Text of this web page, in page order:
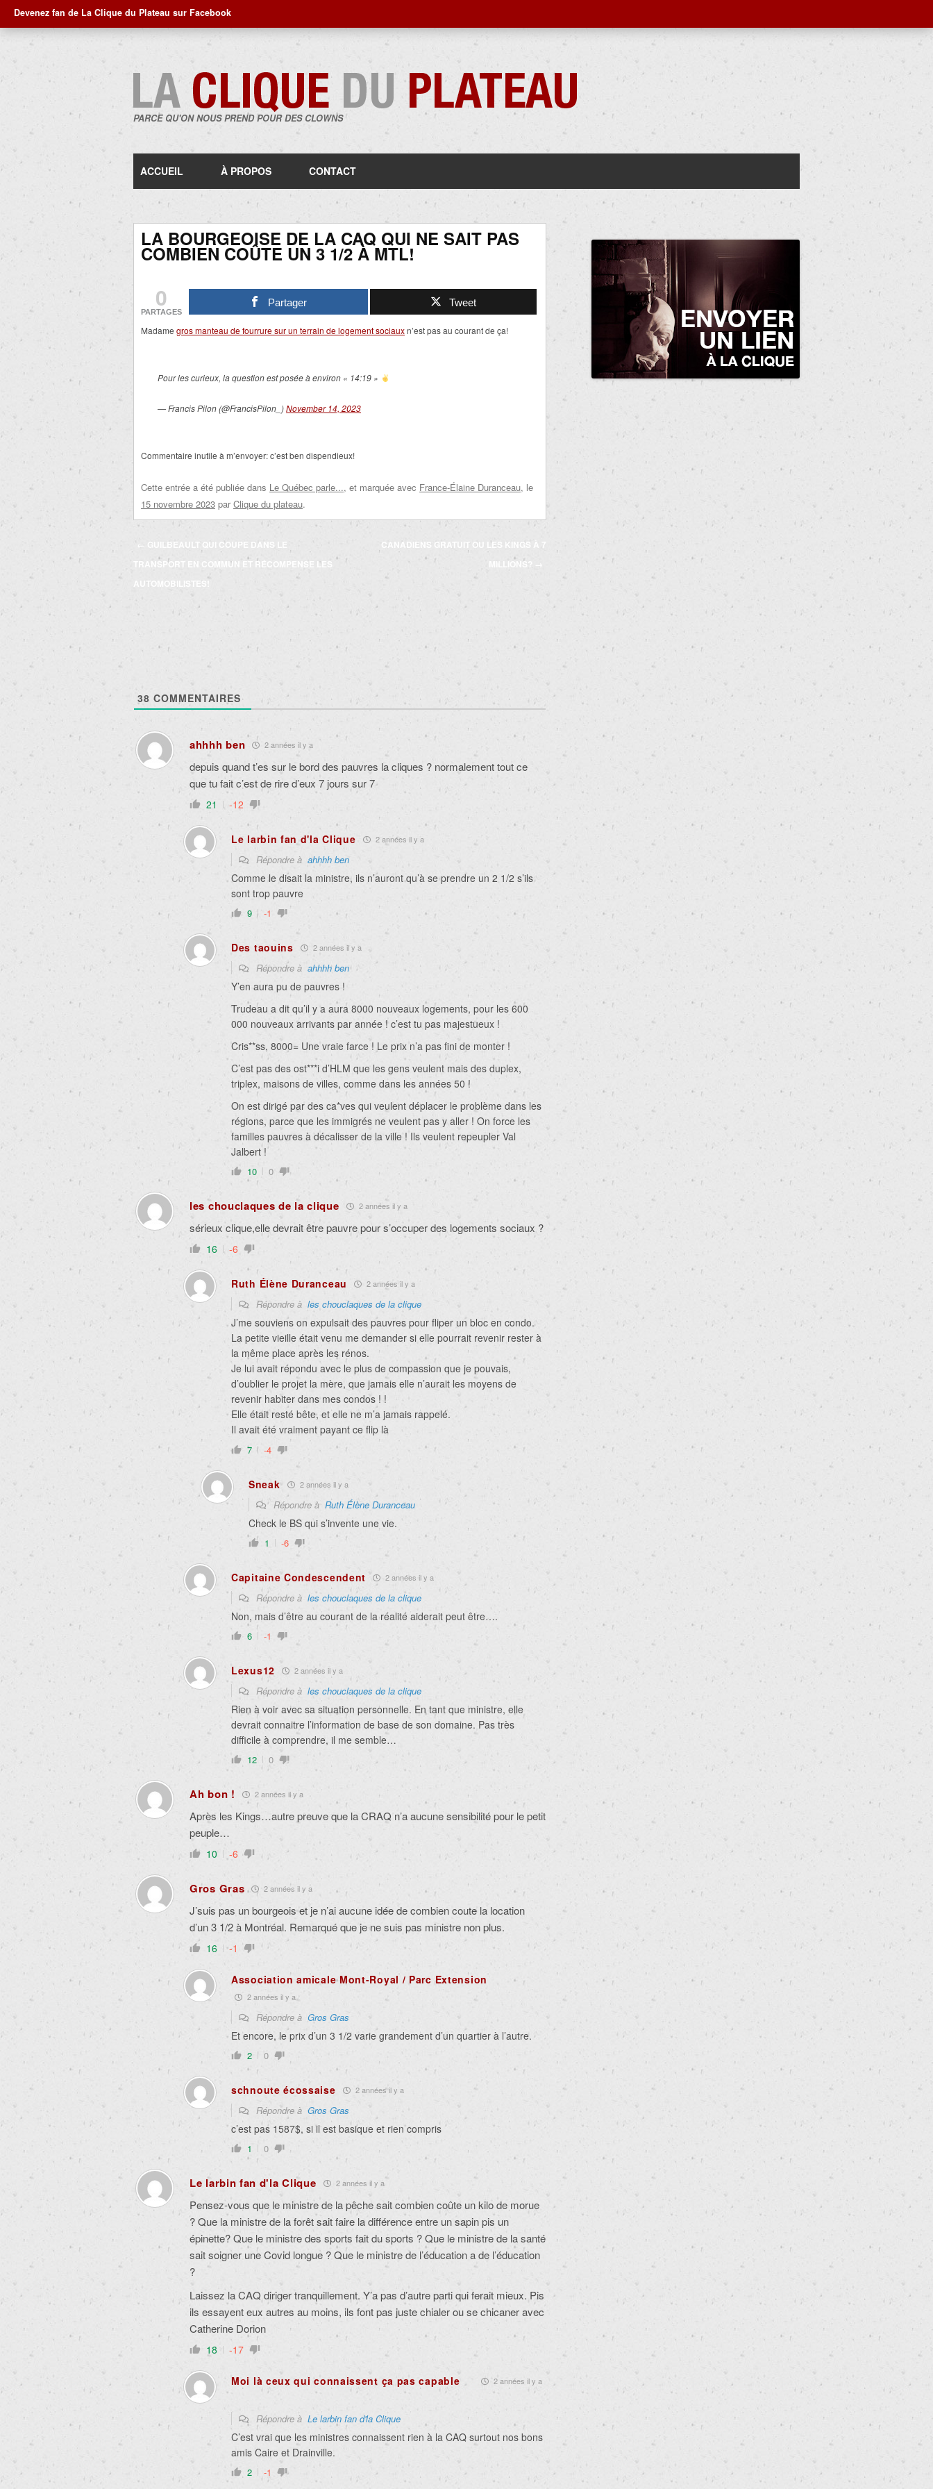
Devenez fan de La Clique du Plateau sur Facebook
PARCE QU'ON NOUS PREND POUR DES CLOWNS
au
ACCUEIL À PROPOS CONTACT
LA BOURGEOISE DE LA CAQ QUI NE SAIT PAS
COMBIEN COÛTE UN 3 1/2 À MTL!
0
PARTAGES
Partager Tweet
Madame gros manteau de fourrure sur un terrain de logement sociauxn’est pas au courant de ça!
Pour les curieux, la question est posée à environ « 14:19 »
— Francis Pilon (@FrancisPilon_)November 14, 2023
Commentaire inutile à m’envoyer: c’est ben dispendieux!
Cette entrée a été publiée dans Le Québec parle..., et marquée avec France-Élaine Duranceau, le
15 novembre 2023 par Clique du plateau.
Navigation
des
articles
← GUILBEAULT QUI COUPE DANS LE
TRANSPORT EN COMMUN ET RÉCOMPENSE LES
AUTOMOBILISTES!
CANADIENS GRATUIT OU LES KINGS À 7
MILLIONS? →
38 COMMENTAIRES
ahhhh ben 2 années il y a
depuis quand t’es sur le bord des pauvres la cliques ? normalement tout ce
que tu fait c’est de rire d’eux 7 jours sur 7
21 -12
Le larbin fan d'la Clique 2 années il y a
Répondre à ahhhh ben
Comme le disait la ministre, ils n’auront qu’à se prendre un 2 1/2 s’ils
sont trop pauvre
9 -1
Des taouins 2 années il y a
Répondre à ahhhh ben
Y’en aura pu de pauvres !
Trudeau a dit qu’il y a aura 8000 nouveaux logements, pour les 600
000 nouveaux arrivants par année ! c’est tu pas majestueux !
Cris**ss, 8000= Une vraie farce ! Le prix n’a pas fini de monter !
C’est pas des ost***i d’HLM que les gens veulent mais des duplex,
triplex, maisons de villes, comme dans les années 50 !
On est dirigé par des ca*ves qui veulent déplacer le problème dans les
régions, parce que les immigrés ne veulent pas y aller ! On force les
familles pauvres à décalisser de la ville ! Ils veulent repeupler Val
Jalbert !
10 0
les chouclaques de la clique 2 années il y a
sérieux clique,elle devrait être pauvre pour s’occuper des logements sociaux ?
16 -6
Ruth Élène Duranceau 2 années il y a
Répondre à les chouclaques de la clique
J’me souviens on expulsait des pauvres pour fliper un bloc en condo.
La petite vieille était venu me demander si elle pourrait revenir rester à
la même place après les rénos.
Je lui avait répondu avec le plus de compassion que je pouvais,
d’oublier le projet la mère, que jamais elle n’aurait les moyens de
revenir habiter dans mes condos ! !
Elle était resté bête, et elle ne m’a jamais rappelé.
Il avait été vraiment payant ce flip là
7 -4
Sneak 2 années il y a
Répondre à Ruth Élène Duranceau
Check le BS qui s’invente une vie.
1 -6
Capitaine Condescendent 2 années il y a
Répondre à les chouclaques de la clique
Non, mais d’être au courant de la réalité aiderait peut être….
6 -1
Lexus12 2 années il y a
Répondre à les chouclaques de la clique
Rien à voir avec sa situation personnelle. En tant que ministre, elle
devrait connaitre l’information de base de son domaine. Pas très
difficile à comprendre, il me semble…
12 0
Ah bon ! 2 années il y a
Après les Kings…autre preuve que la CRAQ n’a aucune sensibilité pour le petit
peuple…
10 -6
Gros Gras 2 années il y a
J’suis pas un bourgeois et je n’ai aucune idée de combien coute la location
d’un 3 1/2 à Montréal. Remarqué que je ne suis pas ministre non plus.
16 -1
Association amicale Mont-Royal / Parc Extension
2 années il y a
Répondre à Gros Gras
Et encore, le prix d’un 3 1/2 varie grandement d’un quartier à l’autre.
2 0
schnoute écossaise 2 années il y a
Répondre à Gros Gras
c’est pas 1587$, si il est basique et rien compris
1 0
Le larbin fan d'la Clique 2 années il y a
Pensez-vous que le ministre de la pêche sait combien coûte un kilo de morue
? Que la ministre de la forêt sait faire la différence entre un sapin pis un
épinette? Que le ministre des sports fait du sports ? Que le ministre de la santé
sait soigner une Covid longue ? Que le ministre de l’éducation a de l’éducation
?
Laissez la CAQ diriger tranquillement. Y’a pas d’autre parti qui ferait mieux. Pis
ils essayent eux autres au moins, ils font pas juste chialer ou se chicaner avec
Catherine Dorion
18 -17
Moi là ceux qui connaissent ça pas capable 2 années il y a
Répondre à Le larbin fan d'la Clique
C’est vrai que les ministres connaissent rien à la CAQ surtout nos bons
amis Caire et Drainville.
2 -1